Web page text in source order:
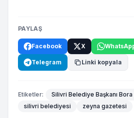
PAYLAŞ
Facebook X
Telegram Linki kopyala
Etiketler:
Silivri Belediye Başkanı Bora
silivri belediyesi
zeyna gazetesi